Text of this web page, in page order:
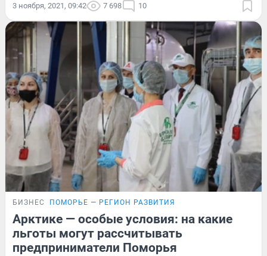
3 ноября, 2021, 09:42 7 698 10
БИЗНЕС ПОМОРЬЕ — РЕГИОН РАЗВИТИЯ
Арктике — особые условия: на какие
льготы могут рассчитывать
предприниматели Поморья